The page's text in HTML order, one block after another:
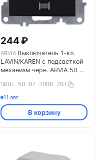
244 ₽
ARVIA Выключатель 1-кл.
LAVIN/KAREN с подсветкой
механизм черн. ARVIA 50 07
SKU: 50 07 2000 201
11 авг.
В корзину